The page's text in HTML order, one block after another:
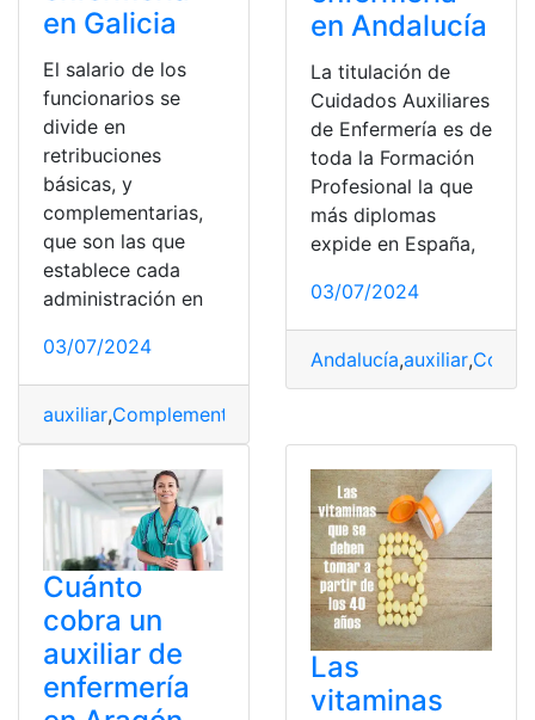
en Galicia
El salario de los
funcionarios se
divide en
retribuciones
básicas, y
complementarias,
que son las que
establece cada
administración en
03/07/2024
auxiliar,Complementos
en Andalucía
La titulación de
Cuidados Auxiliares
de Enfermería es de
toda la Formación
Profesional la que
más diplomas
expide en España,
03/07/2024
Andalucía,auxiliar,
Cuánto
cobra un
auxiliar de
enfermería
Las
vitaminas